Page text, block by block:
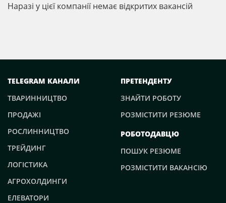
Наразі у цієї компанії немає відкритих вакансій
TELEGRAM КАНАЛИ
ТВАРИННИЦТВО
ПРОДАЖІ
РОСЛИННИЦТВО
ТРЕЙДИНГ
ЛОГІСТИКА
АГРОХОЛДИНГИ
ЕЛЕВАТОРИ
ПРЕТЕНДЕНТУ
ЗНАЙТИ РОБОТУ
РОЗМІСТИТИ РЕЗЮМЕ
РОБОТОДАВЦЮ
ПОШУК РЕЗЮМЕ
РОЗМІСТИТИ ВАКАНСІЮ